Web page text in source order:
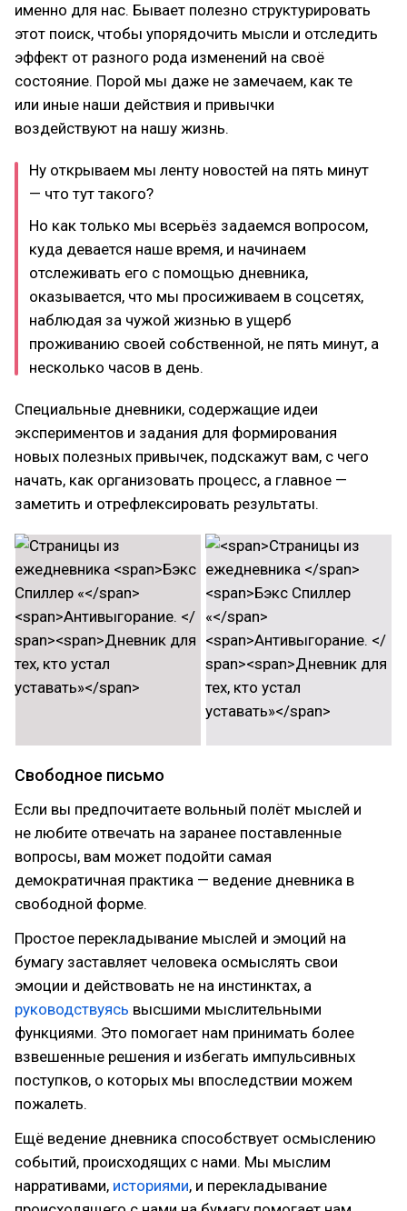
именно для нас. Бывает полезно структурировать
этот поиск, чтобы упорядочить мысли и отследить
эффект от разного рода изменений на своё
состояние. Порой мы даже не замечаем, как те
или иные наши действия и привычки
воздействуют на нашу жизнь.
Ну открываем мы ленту новостей на пять минут
— что тут такого?
Но как только мы всерьёз задаемся вопросом,
куда девается наше время, и начинаем
отслеживать его с помощью дневника,
оказывается, что мы просиживаем в соцсетях,
наблюдая за чужой жизнью в ущерб
проживанию своей собственной, не пять минут, а
несколько часов в день.
Специальные дневники, содержащие идеи
экспериментов и задания для формирования
новых полезных привычек, подскажут вам, с чего
начать, как организовать процесс, а главное —
заметить и отрефлексировать результаты.
Свободное письмо
Если вы предпочитаете вольный полёт мыслей и
не любите отвечать на заранее поставленные
вопросы, вам может подойти самая
демократичная практика — ведение дневника в
свободной форме.
Простое перекладывание мыслей и эмоций на
бумагу заставляет человека осмыслять свои
эмоции и действовать не на инстинктах, а
руководствуясь высшими мыслительными
функциями. Это помогает нам принимать более
взвешенные решения и избегать импульсивных
поступков, о которых мы впоследствии можем
пожалеть.
Ещё ведение дневника способствует осмыслению
событий, происходящих с нами. Мы мыслим
нарративами, историями, и перекладывание